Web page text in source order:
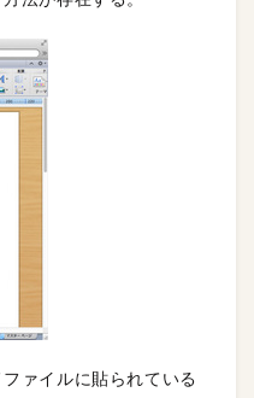
ァイルに貼られている